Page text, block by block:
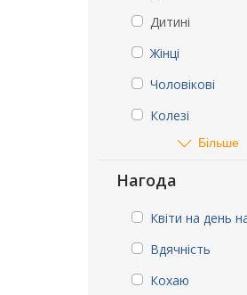
Дитині
Жінці
Чоловікові
Колезі
Більше
Нагода
Квіти на день
Вдячність
Кохаю